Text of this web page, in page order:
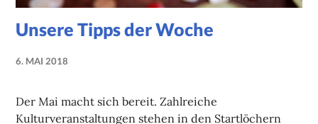
Unsere Tipps der Woche
6. MAI 2018
Der Mai macht sich bereit. Zahlreiche
Kulturveranstaltungen stehen in den Startlöchern